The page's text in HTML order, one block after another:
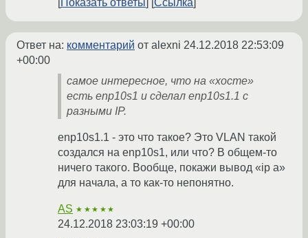
Показать ответы Ссылка
Ответ на: комментарий от alexni 24.12.2018 22:53:09
+00:00
самое интересное, что на «хосте»
есть enp10s1 и сделал enp10s1.1 с
разными IP.
enp10s1.1 - это что такое? Это VLAN такой
создался на enp10s1, или что? В общем-то
ничего такого. Вообще, покажи вывод «ip a»
для начала, а то как-то непонятно.
AS ★★★★★
24.12.2018 23:03:19 +00:00